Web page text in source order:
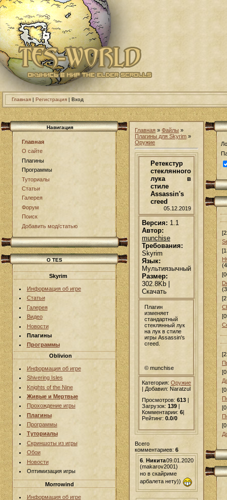
Главная| Регистрация| Вход
Навигация
Главная
О сайте
Плагины
Программы
Туториалы
Статьи
Галерея
Форум
Поиск
Добавить мод/статью
О TES
Skyrim
Информация об игре
Статьи
Галерея
Видео
Новости
Плагины
Программы
Oblivion
Информация об игре
Shivering Isles
Knights of the Nine
Живые и Мертвые
Прохождение игры
Плагины
Программы
Туториалы
Скриншоты из игры
Обои
Новости
Оптимизация игры
Morrowind
Информация об игре
Главная » Файлы »
Плагины для Skyrim »
Оружие
Ретекстур
стеклянного
лука в
стиле
Assassin's
creed
05.12.2019
Версия: 1.1
Автор:
munchise
Требования:
Skyrim
Язык:
Мультиязычный
Размер:
302.8Kb |
Скачать
Плагин
изменяет
стандартный
стеклянный лук
на лук в стиле
игры Assassin's
creed.
© munchise
Категория: Оружие
| Добавил: Naratzul
Просмотров: 613
Загрузок: 139
Комментарии: 6
Рейтинг: 0.0/0
Всего
комментариев: 6
09.01.2020
6. Никита
(makarov2001)
но в скайриме
арбалета нету))